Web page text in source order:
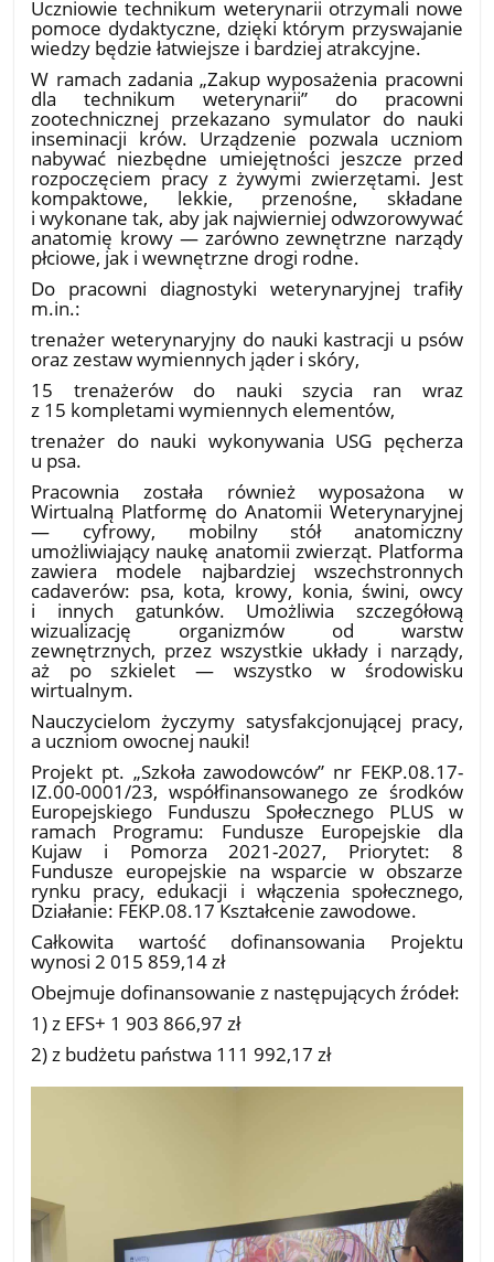
Uczniowie technikum weterynarii otrzymali nowe
pomoce dydaktyczne, dzięki którym przyswajanie
wiedzy będzie łatwiejsze i bardziej atrakcyjne.
W ramach zadania „Zakup wyposażenia pracowni
dla technikum weterynarii” do pracowni
zootechnicznej przekazano symulator do nauki
inseminacji krów. Urządzenie pozwala uczniom
nabywać niezbędne umiejętności jeszcze przed
rozpoczęciem pracy z żywymi zwierzętami. Jest
kompaktowe, lekkie, przenośne, składane
i wykonane tak, aby jak najwierniej odwzorowywać
anatomię krowy — zarówno zewnętrzne narządy
płciowe, jak i wewnętrzne drogi rodne.
Do pracowni diagnostyki weterynaryjnej trafiły
m.in.:
trenażer weterynaryjny do nauki kastracji u psów
oraz zestaw wymiennych jąder i skóry,
15 trenażerów do nauki szycia ran wraz
z 15 kompletami wymiennych elementów,
trenażer do nauki wykonywania USG pęcherza
u psa.
Pracownia została również wyposażona w
Wirtualną Platformę do Anatomii Weterynaryjnej
— cyfrowy, mobilny stół anatomiczny
umożliwiający naukę anatomii zwierząt. Platforma
zawiera modele najbardziej wszechstronnych
cadaverów: psa, kota, krowy, konia, świni, owcy
i innych gatunków. Umożliwia szczegółową
wizualizację organizmów od warstw
zewnętrznych, przez wszystkie układy i narządy,
aż po szkielet — wszystko w środowisku
wirtualnym.
Nauczycielom życzymy satysfakcjonującej pracy,
a uczniom owocnej nauki!
Projekt pt. „Szkoła zawodowców” nr FEKP.08.17-
IZ.00-0001/23, współfinansowanego ze środków
Europejskiego Funduszu Społecznego PLUS w
ramach Programu: Fundusze Europejskie dla
Kujaw i Pomorza 2021-2027, Priorytet: 8
Fundusze europejskie na wsparcie w obszarze
rynku pracy, edukacji i włączenia społecznego,
Działanie: FEKP.08.17 Kształcenie zawodowe.
Całkowita wartość dofinansowania Projektu
wynosi 2 015 859,14 zł
Obejmuje dofinansowanie z następujących źródeł:
1) z EFS+ 1 903 866,97 zł
2) z budżetu państwa 111 992,17 zł